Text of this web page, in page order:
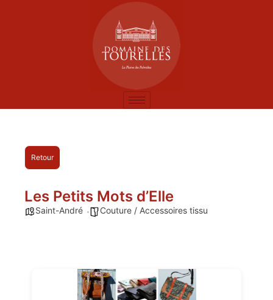
Retour
Les Petits Mots d’Elle
Saint-André Couture / Accessoires tissu